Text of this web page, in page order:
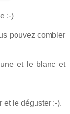
:-)
pouvez combler
et le blanc et
et le déguster :-).